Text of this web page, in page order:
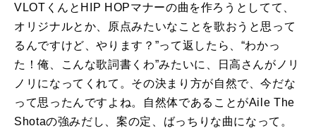
VLOTくんとHIP HOPマナーの曲を作ろうとしてて、
オリジナルとか、原点みたいなことを歌おうと思って
るんですけど、やります？”って返したら、“わかっ
た！俺、こんな歌詞書くわ”みたいに、日高さんがノリ
ノリになってくれて。その決まり方が自然で、今だな
って思ったんですよね。自然体であることがAile The
Shotaの強みだし、案の定、ばっちりな曲になって。